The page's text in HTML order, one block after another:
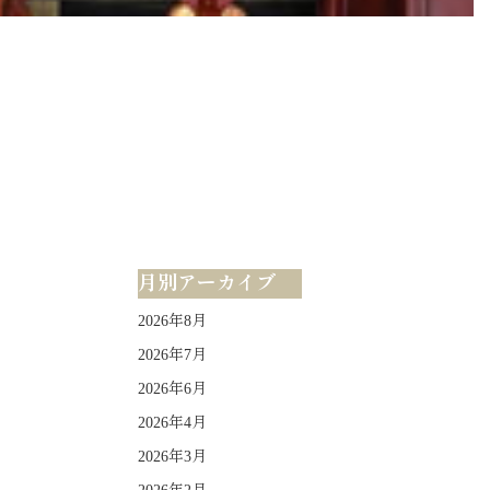
月別アーカイブ
2026年8月
2026年7月
2026年6月
2026年4月
2026年3月